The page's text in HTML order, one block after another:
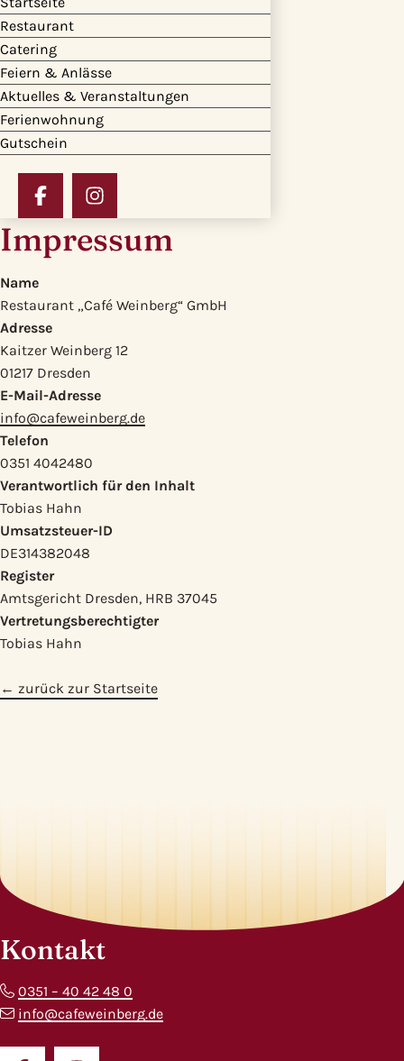
Zum
Hauptinhalt
wechseln
Restaurant
Catering
Feiern & Anlässe
Aktuelles & Veranstaltungen
Ferienwohnung
Gutschein
Facebook
wechseln
Instagram
wechseln
zurück zur Startseite
Impressum
Name
Restaurant „Café Weinberg“ GmbH
Adresse
Kaitzer Weinberg 12
01217 Dresden
E-Mail-Adresse
info@cafeweinberg.de
Telefon
0351 4042480
Verantwortlich für den Inhalt
Tobias Hahn
Umsatzsteuer-ID
DE314382048
Register
Amtsgericht Dresden, HRB 37045
Vertretungsberechtigter
Tobias Hahn
← zurück zur Startseite
Kontakt
0351 – 40 42 48 0
info@cafeweinberg.de